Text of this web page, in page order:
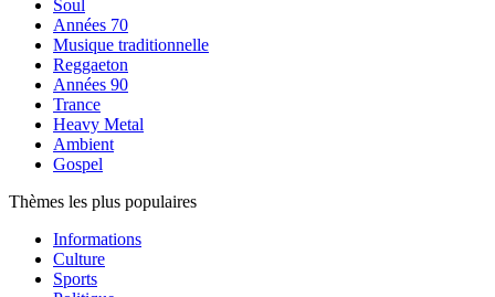
Soul
Années 70
Musique traditionnelle
Reggaeton
Années 90
Trance
Heavy Metal
Ambient
Gospel
Thèmes les plus populaires
Informations
Culture
Sports